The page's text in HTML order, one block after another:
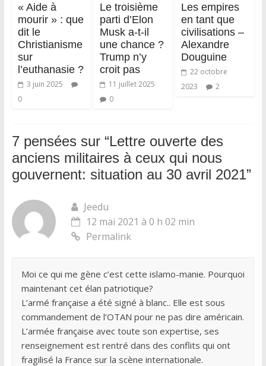
« Aide à
mourir » : que
dit le
Christianisme
sur
l’euthanasie ?
3 juin 2025
0
Le troisième
parti d’Elon
Musk a-t-il
une chance ?
Trump n’y
croit pas
11 juillet 2025
0
Les empires
en tant que
civilisations –
Alexandre
Douguine
22 octobre
2023
2
7 pensées sur “Lettre ouverte des
anciens militaires à ceux qui nous
gouvernent: situation au 30 avril 2021”
Jeedu
12 mai 2021 à 0 h 02 min
Permalink
Moi ce qui me gène c’est cette islamo-manie. Pourquoi
maintenant cet élan patriotique?
L’armé française a été signé à blanc.. Elle est sous
commandement de l’OTAN pour ne pas dire américain.
L’armée française avec toute son expertise, ses
renseignement est rentré dans des conflits qui ont
fragilisé la France sur la scène internationale.